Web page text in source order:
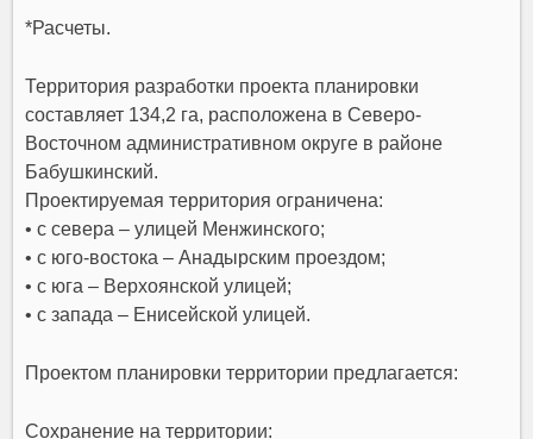
*Расчеты.
Территория разработки проекта планировки
составляет 134,2 га, расположена в Северо-
Восточном административном округе в районе
Бабушкинский.
Проектируемая территория ограничена:
• с севера – улицей Менжинского;
• с юго-востока – Анадырским проездом;
• с юга – Верхоянской улицей;
• с запада – Енисейской улицей.
Проектом планировки территории предлагается:
Сохранение на территории: